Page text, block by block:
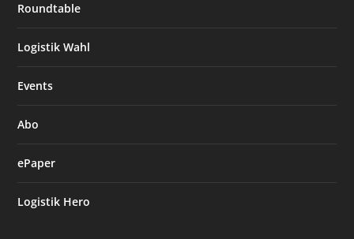
Roundtable
Logistik Wahl
Events
Abo
ePaper
Logistik Hero